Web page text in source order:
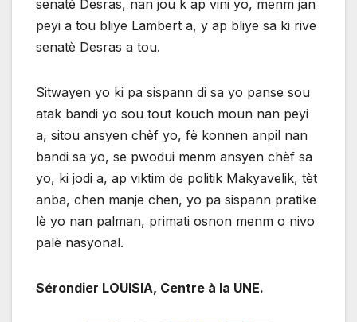
senatè Desras, nan jou k ap vini yo, menm jan
peyi a tou bliye Lambert a, y ap bliye sa ki rive
senatè Desras a tou.
Sitwayen yo ki pa sispann di sa yo panse sou
atak bandi yo sou tout kouch moun nan peyi
a, sitou ansyen chèf yo, fè konnen anpil nan
bandi sa yo, se pwodui menm ansyen chèf sa
yo, ki jodi a, ap viktim de politik Makyavelik, tèt
anba, chen manje chen, yo pa sispann pratike
lè yo nan palman, primati osnon menm o nivo
palè nasyonal.
Sérondier LOUISIA, Centre à la UNE.